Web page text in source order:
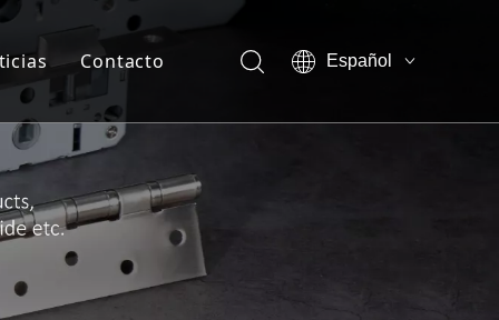
Ventaja de la empresa
Show vr
Certificado
Nuestra compañía
Miembro del equipo
Contacto
Español
العربية